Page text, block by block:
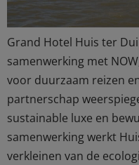
Grand Hotel Huis ter
samenwerking met
voor duurzaam reizen
partnerschap
sustainable luxe en
samenwerking werkt
verkleinen van de